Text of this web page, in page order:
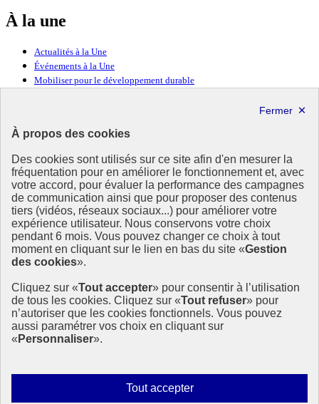
À propos des cookies
Des cookies sont utilisés sur ce site afin d'en mesurer la
fréquentation pour en améliorer le fonctionnement et, avec
votre accord, pour évaluer la performance des campagnes
de communication ainsi que pour proposer des contenus
tiers (vidéos, réseaux sociaux...) pour améliorer votre
expérience utilisateur. Nous conservons votre choix
pendant 6 mois. Vous pouvez changer ce choix à tout
moment en cliquant sur le lien en bas du site «Gestion
des cookies».
Cliquez sur «Tout accepter» pour consentir à l’utilisation
de tous les cookies. Cliquez sur «Tout refuser» pour
n’autoriser que les cookies fonctionnels. Vous pouvez
aussi paramétrer vos choix en cliquant sur
« Personnaliser».
Tout accepterAutoriser
À la une
Actualités à la Une
Événements à la Une
Mobiliser pour le développement durable
Ressources
Ressources
La Méth’ODD
Gouvernement
Ce site propose l’information de référence concernant l’Agenda
2030 et la feuille de route de la France. Il valorise la mobilisation de
tous les acteurs.
info.gouv.fr- ouvre une nouvelle fenêtre
service-public.fr - ouvre une nouvelle fenêtre
legifrance.gouv.fr- ouvre une nouvelle fenêtre
data.gouv.fr- ouvre une nouvelle fenêtre
Plan du site
Mentions légales